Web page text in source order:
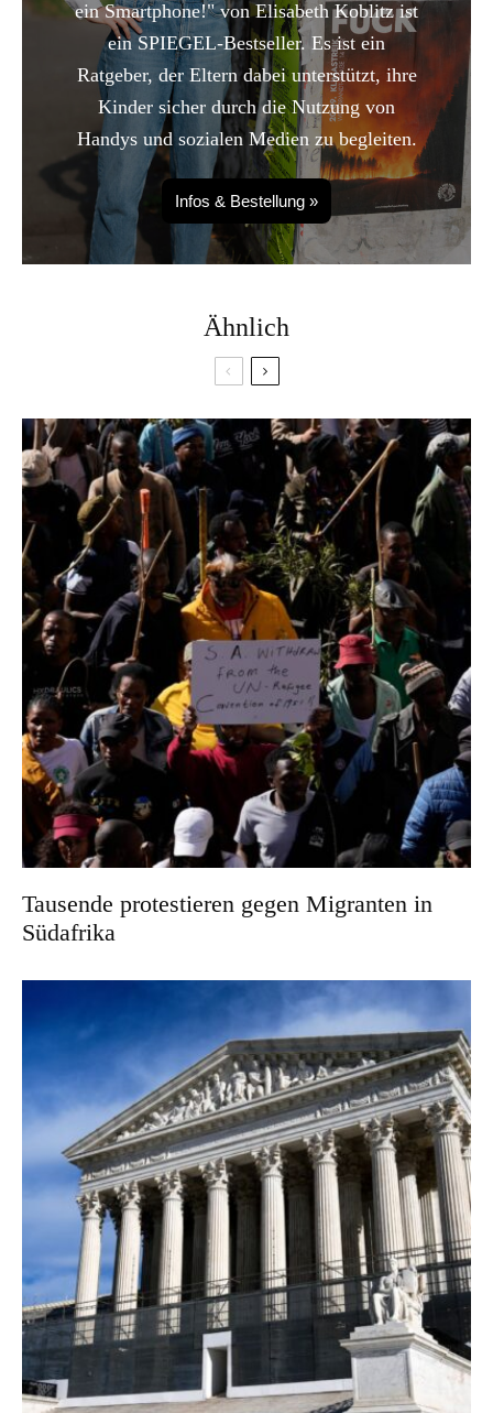
ein Smartphone!" von Elisabeth Koblitz ist
ein SPIEGEL-Bestseller. Es ist ein
Ratgeber, der Eltern dabei unterstützt, ihre
Kinder sicher durch die Nutzung von
Handys und sozialen Medien zu begleiten.
Infos & Bestellung »
Ähnlich
Tausende protestieren gegen Migranten in
Südafrika